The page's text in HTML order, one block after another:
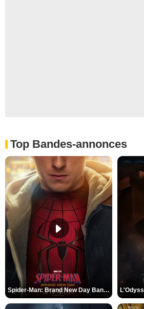
Top Bandes-annonces
Spider-Man: Brand New Day Bande-annonce VO STFR